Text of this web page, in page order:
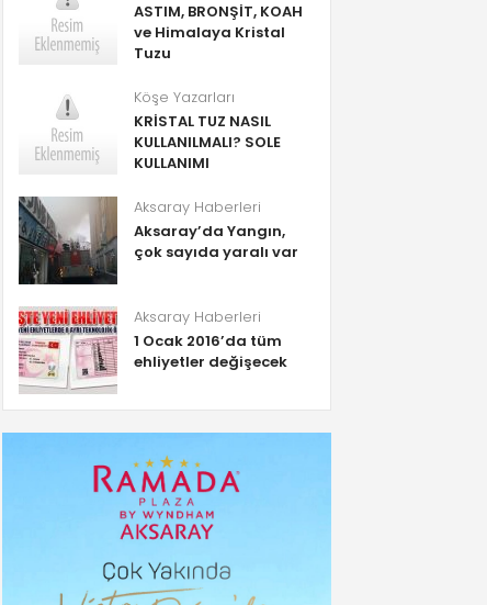
ASTIM, BRONŞİT, KOAH
ve Himalaya Kristal
Tuzu
Köşe Yazarları
KRİSTAL TUZ NASIL
KULLANILMALI? SOLE
KULLANIMI
Aksaray Haberleri
Aksaray’da Yangın,
çok sayıda yaralı var
Aksaray Haberleri
1 Ocak 2016’da tüm
ehliyetler değişecek